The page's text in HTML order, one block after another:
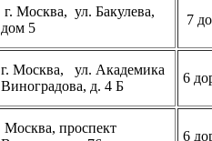
г. Москва, ул. Бакулева,
дом 5
7
г. Москва, ул. Академика
Виноградова, д. 4 Б
6
Москва, проспект
6